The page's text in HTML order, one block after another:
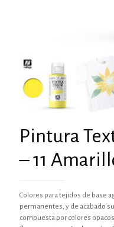
Pintura
– 11
Colores para tejidos de base
permanentes, y de acabado
compuesta por colores